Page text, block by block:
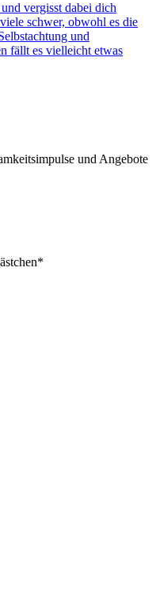
vergisst dabei dich
schwer, obwohl es die
und
fällt es vielleicht etwas
und Angebote